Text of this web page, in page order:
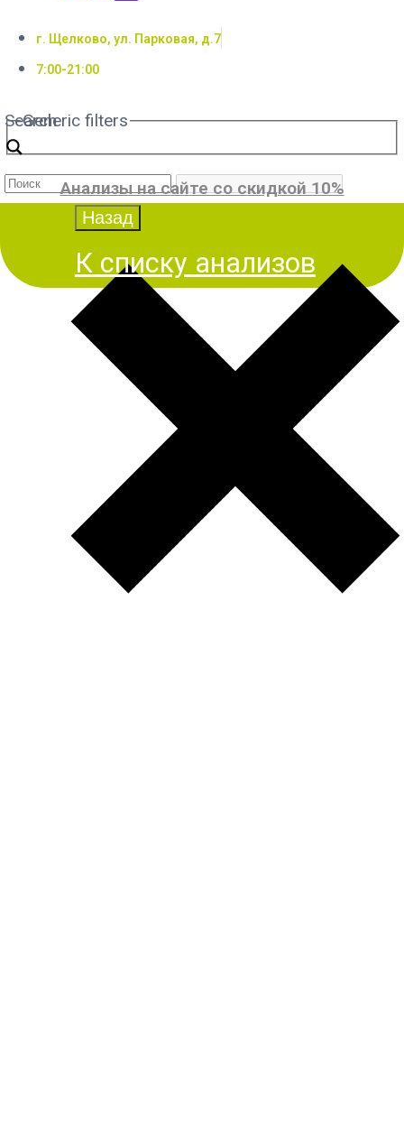
г. Щелково, ул. Парковая, д.7
7:00-21:00
Search
Generic filters
Анализы на сайте со скидкой 10%
К списку анализов